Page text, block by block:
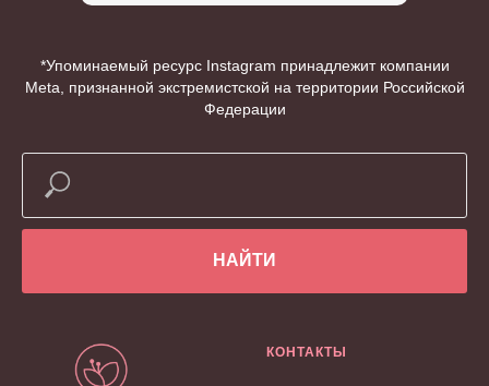
*Упоминаемый ресурс Instagram принадлежит компании
Meta, признанной экстремистской на территории Российской
Федерации
НАЙТИ
КОНТАКТЫ